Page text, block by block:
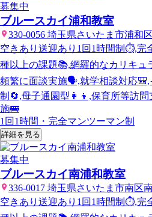
募集中
ブルースカイ浦和教室
330-0056 埼玉県さいたま市浦和
空きあり 送迎あり 1回1時間制⏱️,完
種以上の課題📚,網羅的なカリキュ
頻繁に面談実施🗣️,就学相談対応🎒,
制🔄,母子通園型👩‍👦,保育所等訪
施🚌
1回1時間・完全マンツーマン制
詳細を見る
募集中
ブルースカイ南浦和教室
336-0017 埼玉県さいたま市南区
空きあり 送迎あり 1回1時間制⏱️,完